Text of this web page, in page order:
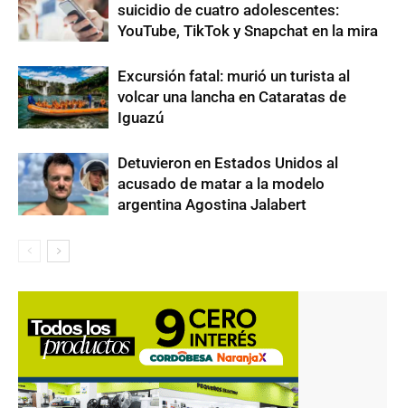
suicidio de cuatro adolescentes:
YouTube, TikTok y Snapchat en la mira
Excursión fatal: murió un turista al
volcar una lancha en Cataratas de
Iguazú
Detuvieron en Estados Unidos al
acusado de matar a la modelo
argentina Agostina Jalabert